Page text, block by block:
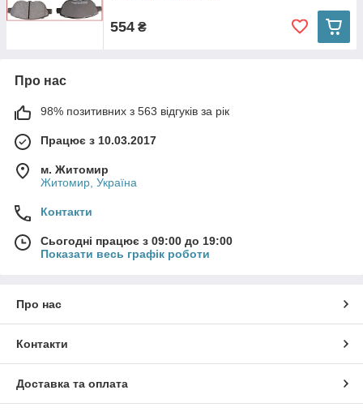
554 ₴
Про нас
98% позитивних з 563 відгуків за рік
Працює з 10.03.2017
м. Житомир
Житомир, Україна
Контакти
Сьогодні працює з 09:00 до 19:00
Показати весь графік роботи
Про нас
Контакти
Доставка та оплата